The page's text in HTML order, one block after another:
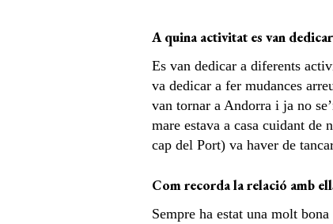
A quina activitat es van dedicar
Es van dedicar a diferents
va dedicar a fer mudances
van tornar a Andorra i ja no
mare estava a casa cuidant de
cap del Port) va haver de
Com recorda la relació amb
Sempre ha estat una molt